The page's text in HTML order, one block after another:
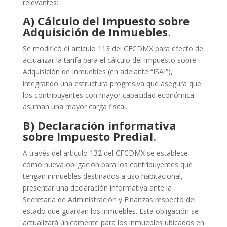
relevantes:
A) Cálculo del Impuesto sobre
Adquisición de Inmuebles.
Se modificó el artículo 113 del CFCDMX para efecto de
actualizar la tarifa para el cálculo del Impuesto sobre
Adquisición de Inmuebles (en adelante “ISAI”),
integrando una estructura progresiva que asegura que
los contribuyentes con mayor capacidad económica
asuman una mayor carga fiscal.
B) Declaración informativa
sobre Impuesto Predial.
A través del artículo 132 del CFCDMX se establece
como nueva obligación para los contribuyentes que
tengan inmuebles destinados a uso habitacional,
presentar una declaración informativa ante la
Secretaría de Administración y Finanzas respecto del
estado que guardan los inmuebles. Esta obligación se
actualizará únicamente para los inmuebles ubicados en